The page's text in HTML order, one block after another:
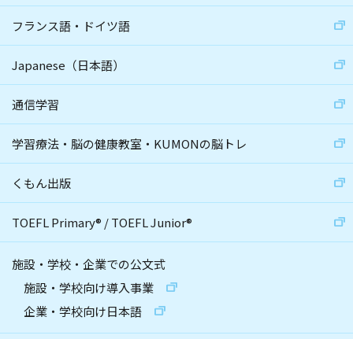
フランス語・ドイツ語
Japanese（日本語）
通信学習
学習療法・脳の健康教室・KUMONの脳トレ
くもん出版
TOEFL Primary® /TOEFL Junior®
施設・学校・企業での公文式
施設・学校向け導入事業
企業・学校向け日本語